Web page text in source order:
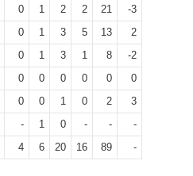
0 1 2 2 21
-3
0 1 3 5 13
2
0 1 3 1 8
-2
0 0 0 0 0
0
0 0 1 0 2
3
- 1 0 - -
-
4 6 20 16 89 -